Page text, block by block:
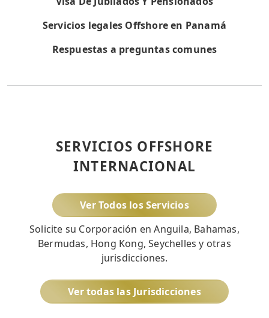
Servicios legales Offshore en Panamá
Respuestas a preguntas comunes
SERVICIOS OFFSHORE
INTERNACIONAL
Ver Todos los Servicios
Solicite su Corporación en Anguila, Bahamas,
Bermudas, Hong Kong, Seychelles y otras
jurisdicciones.
Ver todas las Jurisdicciones